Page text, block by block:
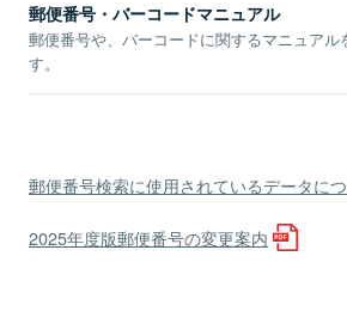
郵便番号・バーコードマニュアル
郵便番号や、バーコードに関するマニュアル
す。
郵便番号検索に使用されているデータに
2025年度版郵便番号の変更案内